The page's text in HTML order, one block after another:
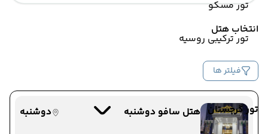
تور مسکو
تور ترکیبی روسیه
تور گرجستان
زمینی
خجند
از خجند ,
ترانسفر زمینی
به پنجکنت ,
مدت پرواز : 05:30
انتخاب هتل
فیلتر ها
هتل سافو دوشنبه
دوشنبه